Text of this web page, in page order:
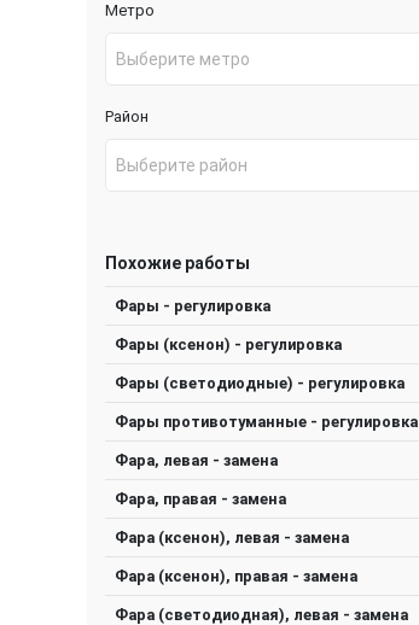
Метро
Выберите метро
Район
Выберите район
Похожие работы
Фары - регулировка
Фары (ксенон) - регулировка
Фары (светодиодные) - регулировка
Фары противотуманные - регулировка
Фара, левая - замена
Фара, правая - замена
Фара (ксенон), левая - замена
Фара (ксенон), правая - замена
Фара (светодиодная), левая - замена